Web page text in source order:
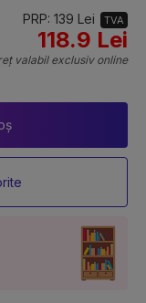
PRP: 139 Lei TVA
118.9 Lei
valabil exclusiv online